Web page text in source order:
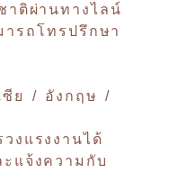
าติผ่านทางไลน์
รถโทรปรึกษา
ซีย / อังกฤษ /
งแรงงานได้
แจ้งความกับ